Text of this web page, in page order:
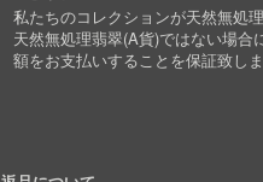
私たちのコレクションが天然無処
天然無処理翡翠(A貨)ではない場合
額をお支払いすることを保証致しま